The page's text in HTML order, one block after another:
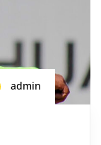
admin